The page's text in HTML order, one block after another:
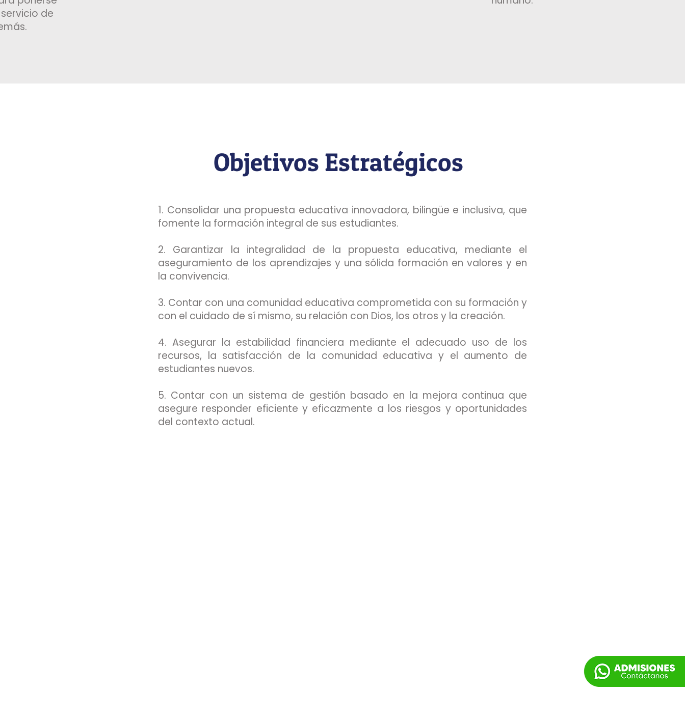
de
Objetivos Estratégicos
1. Consolidar una propuesta educativa innovadora, bilingüe e inclusiva, que
fomente la formación integral de sus estudiantes.
2. Garantizar la integralidad de la propuesta educativa, mediante el
aseguramiento de los aprendizajes y una sólida formación en valores y en
la convivencia. ​​​​​​​
3. Contar con una comunidad educativa comprometida con su formación y
con el cuidado de sí mismo, su relación con Dios, los otros y la creación. ​​​​​​​
4. Asegurar la estabilidad financiera mediante el adecuado uso de los
recursos, la satisfacción de la comunidad educativa y el aumento de
estudiantes nuevos. ​​​​​​​
5. Contar con un sistema de gestión basado en la mejora continua que
asegure responder eficiente y eficazmente a los riesgos y oportunidades
del contexto actual. ​​​​​​​